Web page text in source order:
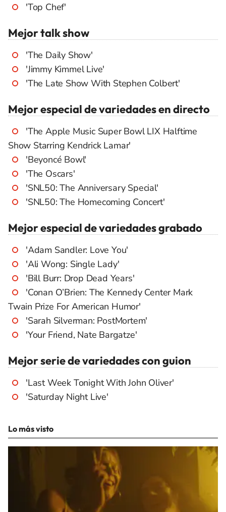
'Top Chef'
Mejor talk show
'The Daily Show'
'Jimmy Kimmel Live'
'The Late Show With Stephen Colbert'
Mejor especial de variedades en directo
'The Apple Music Super Bowl LIX Halftime
Show Starring Kendrick Lamar'
'Beyoncé Bowl'
'The Oscars'
'SNL50: The Anniversary Special'
'SNL50: The Homecoming Concert'
Mejor especial de variedades grabado
'Adam Sandler: Love You'
'Ali Wong: Single Lady'
'Bill Burr: Drop Dead Years'
'Conan O’Brien: The Kennedy Center Mark
Twain Prize For American Humor'
'Sarah Silverman: PostMortem'
'Your Friend, Nate Bargatze'
Mejor serie de variedades con guion
'Last Week Tonight With John Oliver'
'Saturday Night Live'
Lo más visto